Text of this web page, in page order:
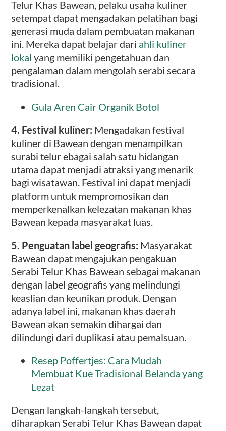
Telur Khas Bawean, pelaku usaha kuliner
setempat dapat mengadakan pelatihan bagi
generasi muda dalam pembuatan makanan
ini. Mereka dapat belajar dari ahli kuliner
lokalyang memiliki pengetahuan dan
pengalaman dalam mengolah serabi secara
tradisional.
Gula Aren Cair Organik Botol
4. Festival kuliner: Mengadakan festival
kuliner di Bawean dengan menampilkan
surabi telur ebagai salah satu hidangan
utama dapat menjadi atraksi yang menarik
bagi wisatawan. Festival ini dapat menjadi
platform untuk mempromosikan dan
memperkenalkan kelezatan makanan khas
Bawean kepada masyarakat luas.
5. Penguatan label geografis: Masyarakat
Bawean dapat mengajukan pengakuan
Serabi Telur Khas Bawean sebagai makanan
dengan label geografis yang melindungi
keaslian dan keunikan produk. Dengan
adanya label ini, makanan khas daerah
Bawean akan semakin dihargai dan
dilindungi dari duplikasi atau pemalsuan.
Resep Poffertjes: Cara Mudah
Membuat Kue Tradisional Belanda yang
Lezat
Dengan langkah-langkah tersebut,
diharapkan Serabi Telur Khas Bawean dapat